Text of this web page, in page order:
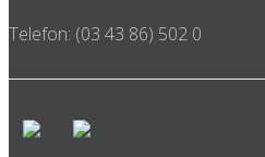
Telefon: (03 43 86) 502 0